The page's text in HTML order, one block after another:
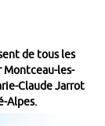
de tous les
Montceau-les-
Claude Jarrot
Alpes.